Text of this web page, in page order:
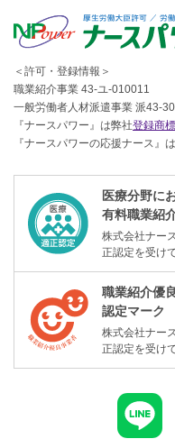
＜許可・登録情報＞
職業紹介事業 43-ユ-010011
一般労働者人材派遣事業 派43-
『ナースパワー』は弊社登録商標
『ナースパワーの応援ナース』
医療分野に
有料職業紹
株式会社ナー
正認定を受け
職業紹介優
認定マーク
株式会社ナー
正認定を受け